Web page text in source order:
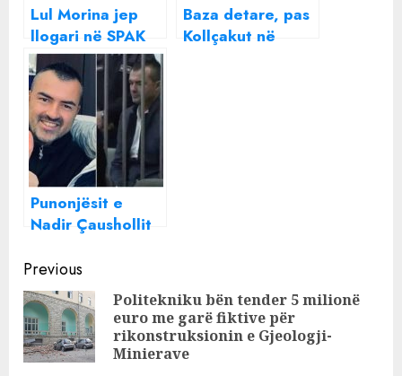
Lul Morina jep
llogari në SPAK
për milionat që i
dha gruas së
Saimir Tahirit
Baza detare, pas
Kollçakut në
Punonjësit e
Nadir Çaushollit
në Tiranë,
bashkia dhe
policia bëjnë
sehir, oligarku
shton milionat
Continue
Reading
Previous
Politekniku bën tender 5 milionë
euro me garë fiktive për
rikonstruksionin e Gjeologji-
Minierave